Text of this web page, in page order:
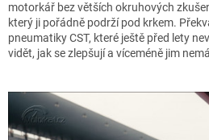
motorkář bez větších okruhových
který ji pořádně podrží pod krkem.
pneumatiky CST, které ještě před lety
vidět, jak se zlepšují a víceméně jim